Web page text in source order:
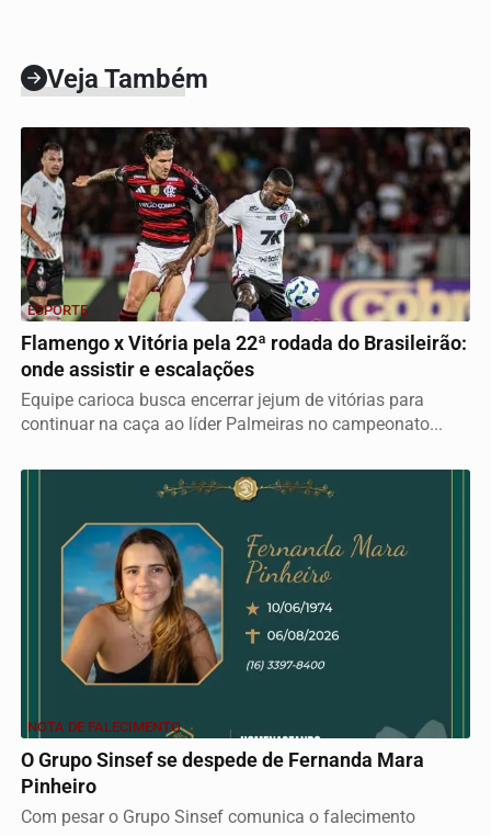
Veja Também
ESPORTE
Flamengo x Vitória pela 22ª rodada do Brasileirão:
onde assistir e escalações
Equipe carioca busca encerrar jejum de vitórias para
continuar na caça ao líder Palmeiras no campeonato...
NOTA DE FALECIMENTO
O Grupo Sinsef se despede de Fernanda Mara
Pinheiro
Com pesar o Grupo Sinsef comunica o falecimento